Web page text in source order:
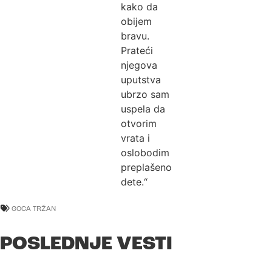
kako da
obijem
bravu.
Prateći
njegova
uputstva
ubrzo sam
uspela da
otvorim
vrata i
oslobodim
preplašeno
dete.“
GOCA TRŽAN
POSLEDNJE VESTI